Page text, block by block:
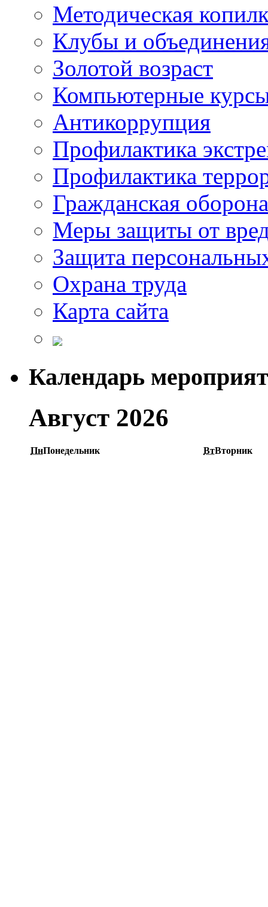
Методическая
Клубы и
Золотой возраст
Компьютерные
Антикоррупция
Профилактика
Профилактика
Гражданская оборона
Меры защиты от
Защита
Охрана труда
Карта сайта
Календарь
Август 2026
ПнПонедельник ВтВторник